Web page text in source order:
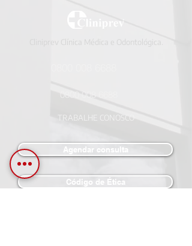
Cliniprev Clínica Médica e Odontológica.
TRABALHE CONOSCO
Agendar consulta
Código de Ética